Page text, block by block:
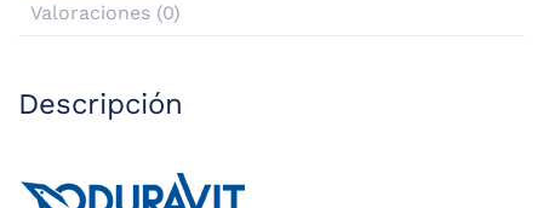
Valoraciones (0)
Descripción